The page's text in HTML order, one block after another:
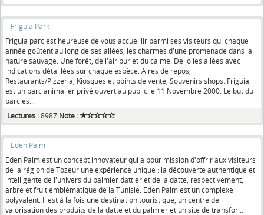
Friguia Park
Friguia parc est heureuse de vous accueillir parmi ses visiteurs qui chaque
année goûtent au long de ses allées, les charmes d'une promenade dans la
nature sauvage. Une forêt, de l'air pur et du calme. De jolies allées avec
indications détaillées sur chaque espèce. Aires de repos,
Restaurants/Pizzeria, Kiosques et points de vente, Souvenirs shops. Friguia
est un parc animalier privé ouvert au public le 11 Novembre 2000. Le but du
parc es...
Lectures :8987 Note :
Eden Palm
Eden Palm est un concept innovateur qui a pour mission d'offrir aux visiteurs
de la région de Tozeur une expérience unique : la découverte authentique et
intelligente de l'univers du palmier dattier et de la datte, respectivement,
arbre et fruit emblématique de la Tunisie. Eden Palm est un complexe
polyvalent. Il est à la fois une destination touristique, un centre de
valorisation des produits de la datte et du palmier et un site de transfor...